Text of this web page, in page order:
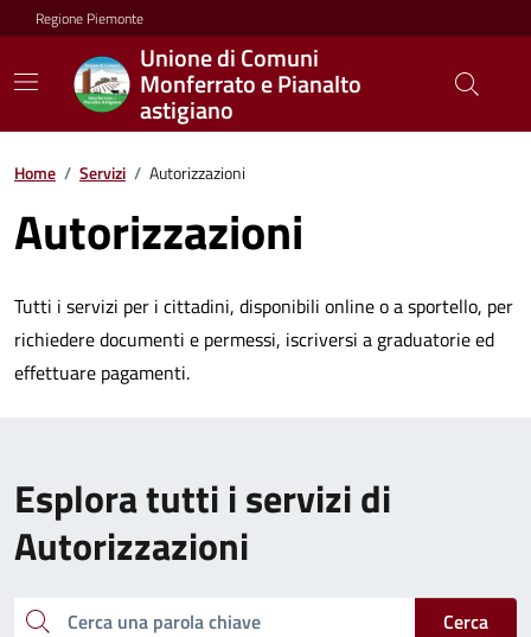
Regione Piemonte
Unione di Comuni
Monferrato e Pianalto
astigiano
Home / Servizi / Autorizzazioni
Autorizzazioni
Tutti i servizi per i cittadini, disponibili online o a sportello, per
richiedere documenti e permessi, iscriversi a graduatorie ed
effettuare pagamenti.
Esplora tutti i servizi di
Autorizzazioni
Cerca una parola chiave
Cerca